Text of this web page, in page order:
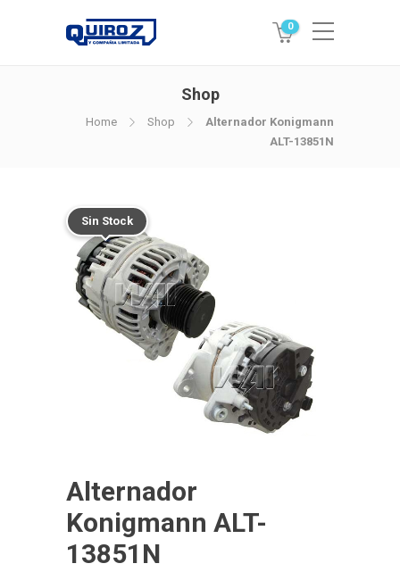
0
Shop
Home Shop
Alternador Konigmann
ALT-13851N
Sin Stock
Alternador
Konigmann ALT-
13851N